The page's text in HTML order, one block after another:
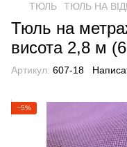
ТЮЛЬ ТЮЛЬ НА
Тюль на
висота 2,8 м
Артикул: 607-18
−5%